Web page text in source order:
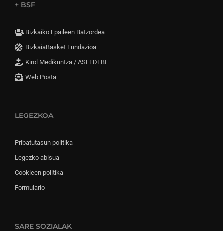
+ BSF
Bizkaiko Epaileen Batzordea
BizkaiaBasket Fundazioa
Kirol Medikuntza / ASFEDEBI
Web Posta
LEGEZKOA
Pribatutasun politika
Legezko abisua
Cookieen politika
Formulario
SARE SOZIALAK